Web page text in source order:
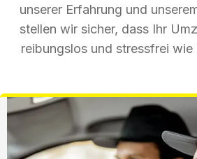
unserer Erfahrung und
stellen wir sicher, dass Ihr
reibungslos und stressfrei